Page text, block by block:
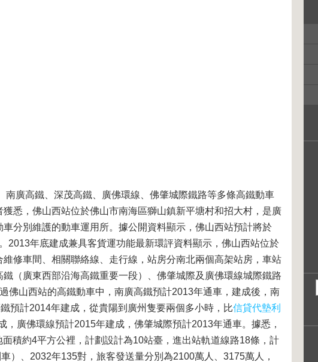
廣高鐵、深茂高鐵、廣佛環線、佛肇城際鐵路等多條高鐵動車
悉，佛山西站位於佛山市南海區獅山鎮新平塘村和招大村，是廣
分別維護的動車運用所。據公開資料顯示，佛山西站預計將於
2013年底建成兼具客貨運功能最新環評資料顯示，佛山西站位於
修車間、相關聯絡線、走行線，站房分南北兩個高架站房，車站
（廣東西部沿海高鐵重要一段）、佛肇城際及廣佛環線城際鐵路
佛山西站的高鐵動車中，南廣高鐵預計2013年通車，建成後，南
預計2014年建成，從貴陽到廣州隻要兩個多小時，比信貸代墊利
廣佛環線預計2015年建成，佛肇城際預計2013年通車。據悉，
積約4平方公裡，計劃設計為10站臺，進出站軌道線路18條，計
）、2032年135對，旅客發送量分別為2100萬人、3175萬人，